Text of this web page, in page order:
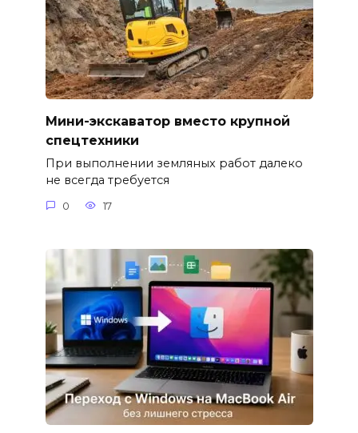
Мини-экскаватор вместо крупной
спецтехники
При выполнении земляных работ далеко
не всегда требуется
0 17